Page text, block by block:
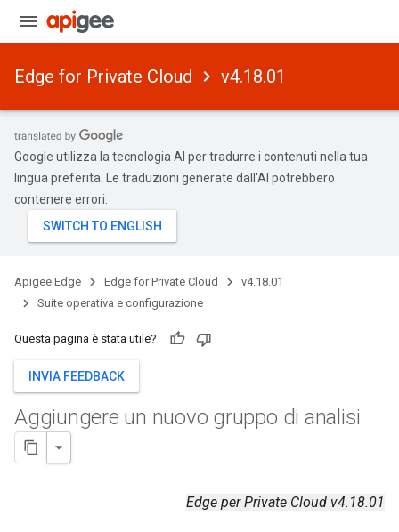
Edge for Private Cloud v4.18.01
Google utilizza la tecnologia AI per tradurre i contenuti nella tua
lingua preferita. Le traduzioni generate dall'AI potrebbero
contenere errori.
Apigee Edge Edge for Private Cloud
v4.18.01
Suite operativa e configurazione
Questa pagina è stata utile?
INVIA FEEDBACK
Aggiungere un nuovo gruppo di analisi
Edge per Private Cloud v4.18.01